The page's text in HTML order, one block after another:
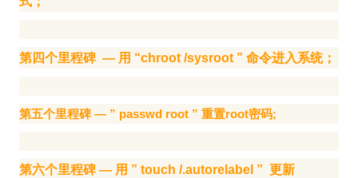
第四个里程碑 — 用 “chroot /sysroot ” 命令进入系统；
第五个里程碑 — ” passwd root ” 重置root密码;
第六个里程碑 — 用 ” touch /.autorelabel ” 更新